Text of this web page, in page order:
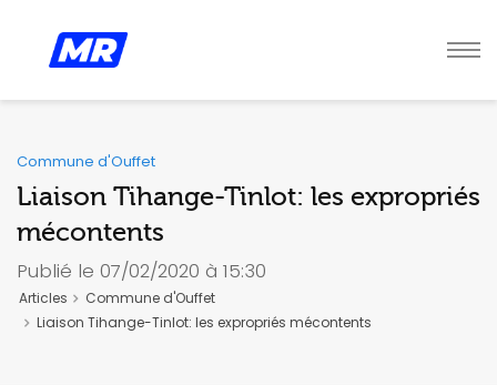
Commune d'Ouffet
Liaison Tihange-Tinlot: les expropriés
mécontents
Publié le 07/02/2020 à 15:30
Articles
Commune d'Ouffet
Liaison Tihange-Tinlot: les expropriés mécontents